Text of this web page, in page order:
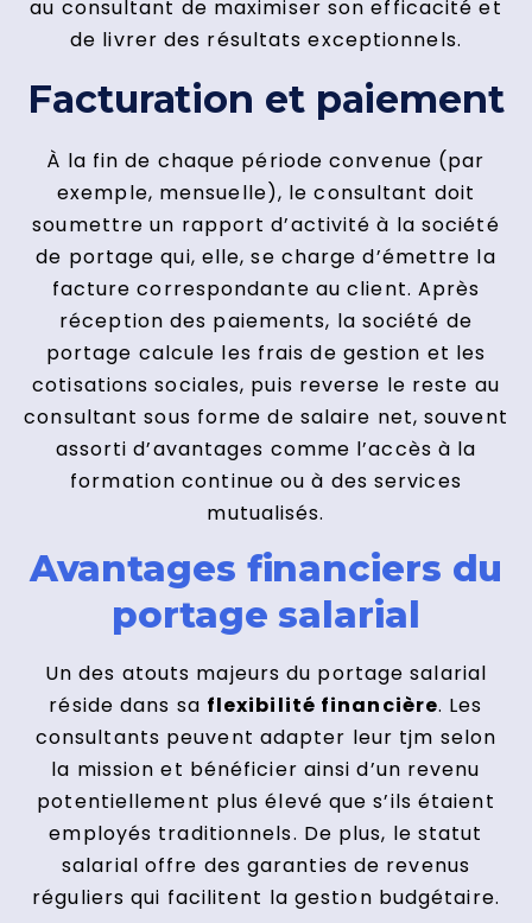
au consultant de maximiser son efficacité et
de livrer des résultats exceptionnels.
Facturation et paiement
À la fin de chaque période convenue (par
exemple, mensuelle), le consultant doit
soumettre un rapport d’activité à la société
de portage qui, elle, se charge d’émettre la
facture correspondante au client. Après
réception des paiements, la société de
portage calcule les frais de gestion et les
cotisations sociales, puis reverse le reste au
consultant sous forme de salaire net, souvent
assorti d’avantages comme l’accès à la
formation continue ou à des services
mutualisés.
Avantages financiers du
portage salarial
Un des atouts majeurs du portage salarial
réside dans sa flexibilité financière. Les
consultants peuvent adapter leur tjm selon
la mission et bénéficier ainsi d’un revenu
potentiellement plus élevé que s’ils étaient
employés traditionnels. De plus, le statut
salarial offre des garanties de revenus
réguliers qui facilitent la gestion budgétaire.